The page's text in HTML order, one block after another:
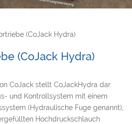
(CoJack Hydra)
(CoJack Hydra)
CoJack stellt CoJackHydra dar.
und Kontrollsystem mit einem
(Hydraulische Fuge genannt),
Hochdruckschlauch